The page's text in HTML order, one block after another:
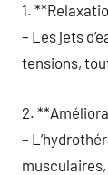
1.
– Les jets
tensions,
2.
–